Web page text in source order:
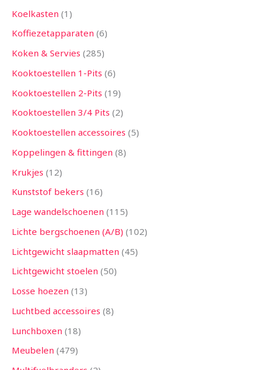
Koelkasten 1
Koffiezetapparaten 6
Koken & Servies 285
Kooktoestellen 1-Pits 6
Kooktoestellen 2-Pits 19
Kooktoestellen 3/4 Pits 2
Kooktoestellen accessoires 5
Koppelingen & fittingen 8
Krukjes 12
Kunststof bekers 16
Lage wandelschoenen 115
Lichte bergschoenen (A/B) 102
Lichtgewicht slaapmatten 45
Lichtgewicht stoelen 50
Losse hoezen 13
Luchtbed accessoires 8
Lunchboxen 18
Meubelen 479